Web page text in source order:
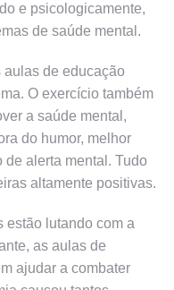
e psicologicamente,
de saúde mental.
de educação
O exercício também
a saúde mental,
do humor, melhor
de alerta mental. Tudo
altamente positivas.
estão lutando com a
as aulas de
ajudar a combater